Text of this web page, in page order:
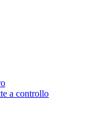
a controllo